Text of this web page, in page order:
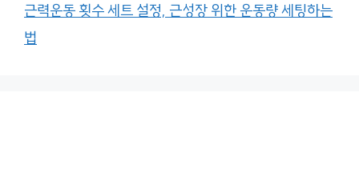
근력운동 횟수 세트 설정, 근성장 위한 운동량 세팅하는
법